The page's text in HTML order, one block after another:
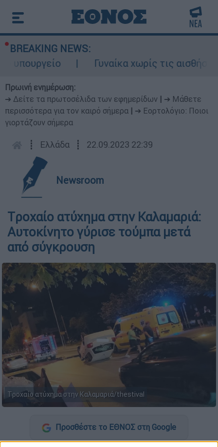
BREAKING NEWS:
Γυναίκα χωρίς τις
Πρωινή ενημέρωση:
➔ Δείτε τα πρωτοσέλιδα των εφημερίδων
➔ Μάθετε
περισσότερα για τον καιρό σήμερα
➔ Εορτολόγιο: Ποιοι
γιορτάζουν σήμερα
┋ Ελλάδα ┋ 22.09.2023 22:39
Newsroom
Tροχαίο ατύχημα στην Καλαμαριά:
Αυτοκίνητο γύρισε τούμπα μετά
από σύγκρουση
Tροχαίο ατύχημα στην Καλαμαριά/thestival
Προσθέστε το ΕΘΝΟΣ στη Google